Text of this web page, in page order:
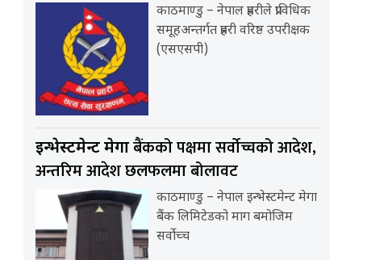
काठमाण्डु – नेपाल प्रहरीले प्राविधिक
समूहअन्तर्गत प्रहरी वरिष्ठ उपरीक्षक
(एसएसपी)
इन्भेस्टमेन्ट मेगाबैंकको पक्षमा सर्वाेच्चको आदेश,
अन्तरिम आदेश छलफलमा बोलावट
काठमाण्डु – नेपाल इन्भेस्टमेन्ट मेगा
बैंक लिमिटेडको माग बमोजिम
सर्वोच्च